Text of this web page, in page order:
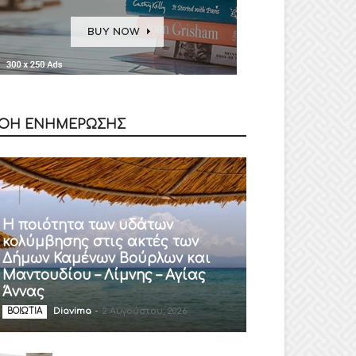
ΕΝΗΜΕΡΩΣΗΣ
Η ποιότητα των υδάτων
κολύμβησης στις ακτές των
Δήμων Καμένων Βούρλων και
Μαντουδίου – Λίμνης – Αγίας
Άννας
ΒΟΙΩΤΙΑ Diavima - 2 Αυγούστου, 2026